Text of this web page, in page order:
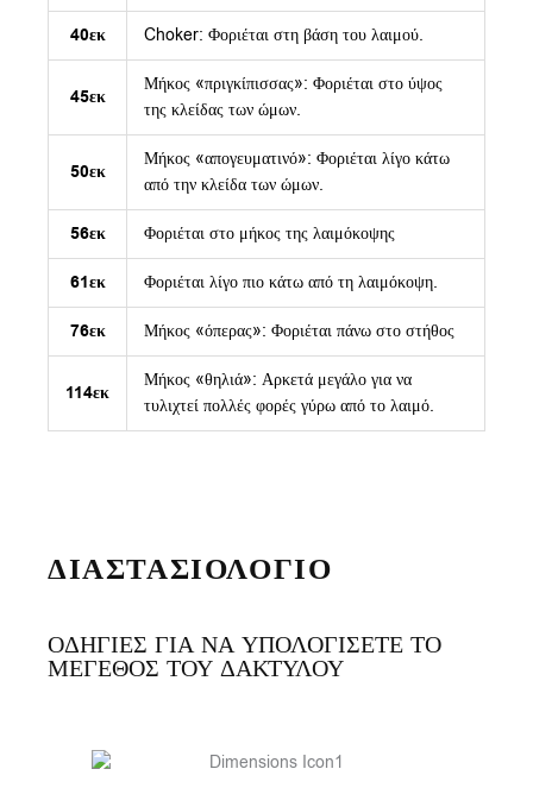
40εκ Choker: Φοριέται στη βάση του λαιμού.
45εκ
Μήκος «πριγκίπισσας»: Φοριέται στο ύψος
της κλείδας των ώμων.
50εκ
Μήκος «απογευματινό»: Φοριέται λίγο κάτω
από την κλείδα των ώμων.
56εκ Φοριέται στο μήκος της λαιμόκοψης
61εκ Φοριέται λίγο πιο κάτω από τη λαιμόκοψη.
76εκ Μήκος «όπερας»: Φοριέται πάνω στο στήθος
114εκ
Μήκος «θηλιά»: Αρκετά μεγάλο για να
τυλιχτεί πολλές φορές γύρω από το λαιμό.
ΔΙΑΣΤΑΣΙΟΛΟΓΙΟ
ΟΔΗΓΙΕΣ ΓΙΑ ΝΑ ΥΠΟΛΟΓΙΣΕΤΕ ΤΟ
ΜΕΓΕΘΟΣ ΤΟΥ ΔΑΚΤΥΛΟΥ